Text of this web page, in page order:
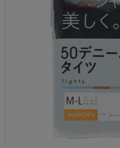
WOMEN MEN
カテゴリから探す
レッグウェア
ストッキング
- 無地ストッキング
- 柄ストッキング
- ショート丈ストッキング
インナーウェア
ブラジャー
- ノンワイヤーブラ
ライフスタイルウェア
レッグウエア
ソックス・靴下
クルー・レギュラー丈ソ
スニーカー丈・くるぶ
インナーウエア
メンズパンツ
ライフスタイルウェア
レッグウエア
ソックス・靴下
クルー・レギュラー丈ソ
スニーカー丈・くるぶし
インナーウエア
ブラジャー
ノンワイヤーブラ
ブランドから探す
アスティーグ
商品選びのお手伝い